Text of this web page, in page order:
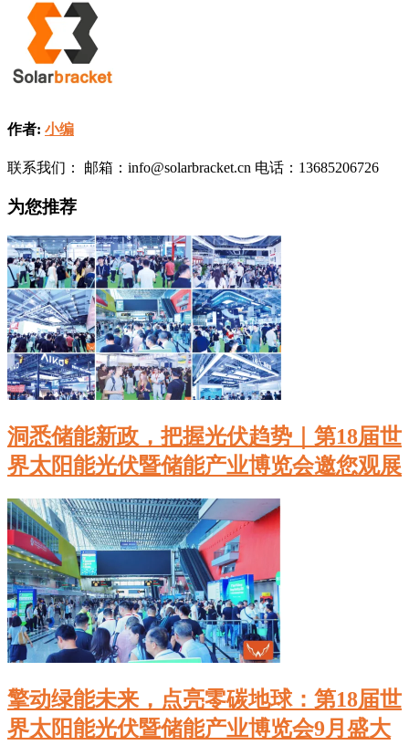
作者: 小编
联系我们： 邮箱：info@solarbracket.cn 电话：13685206726
为您推荐
洞悉储能新政，把握光伏趋势｜第18届世
界太阳能光伏暨储能产业博览会邀您观展
擎动绿能未来，点亮零碳地球：第18届世
界太阳能光伏暨储能产业博览会9月盛大